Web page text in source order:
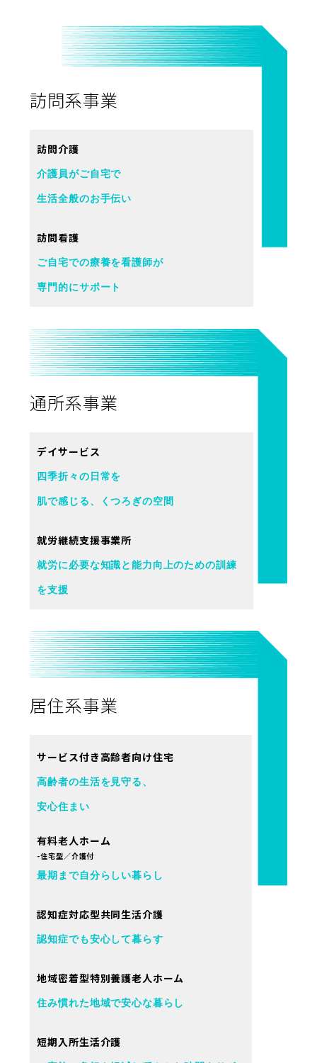
訪問系事業
訪問介護
介護員がご自宅で
生活全般のお手伝い
訪問看護
ご自宅での療養を看護師が
専門的にサポート
通所系事業
デイサービス
四季折々の日常を
肌で感じる、くつろぎの空間
就労継続支援事業所
就労に必要な知識と能力向上のための訓練
を支援
居住系事業
サービス付き高齢者向け住宅
高齢者の生活を見守る、
安心住まい
有料老人ホーム
-住宅型／介護付
最期まで自分らしい暮らし
認知症対応型共同生活介護
認知症でも安心して暮らす
地域密着型特別養護老人ホーム
住み慣れた地域で安心な暮らし
短期入所生活介護